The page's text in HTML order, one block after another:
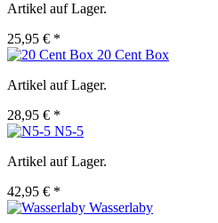
Artikel auf Lager.
25,95 € *
20 Cent Box
Artikel auf Lager.
28,95 € *
N5-5
Artikel auf Lager.
42,95 € *
Wasserlaby